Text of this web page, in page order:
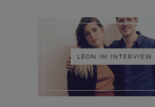
LÉON IM INTERVIEW